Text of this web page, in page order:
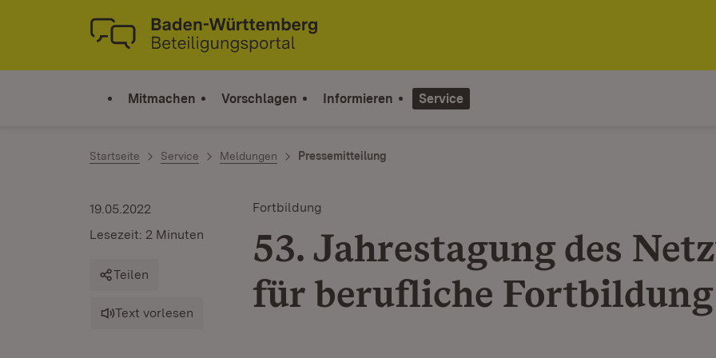
Zum Inhalt springen
Link zur Startseite
Mitmachen Vorschlagen Informieren Service
Startseite Service Meldungen Pressemitteilung
Fortbildung
53. Jahrestagung des
für berufliche Fortbildung
19.05.2022
Lesezeit: 2 Minuten
Teilen
Text vorlesen